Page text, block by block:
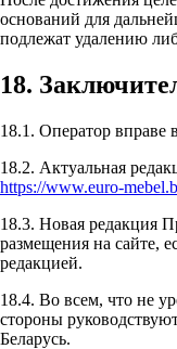
оснований для
подлежат удалению
18.
18.1. Оператор вправе
18.2. Актуальная
https://www.euro-
18.3. Новая редакция
размещения на сайте,
редакцией.
18.4. Во всем, что не
стороны
Беларусь.